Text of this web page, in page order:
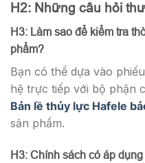
H2: Những câu hỏi
H3: Làm sao để kiểm tra
phẩm?
Bạn có thể dựa vào
hệ trực tiếp với bộ phận
Bản lề thủy lực Hafele
sản phẩm.
H3: Chính sách có áp